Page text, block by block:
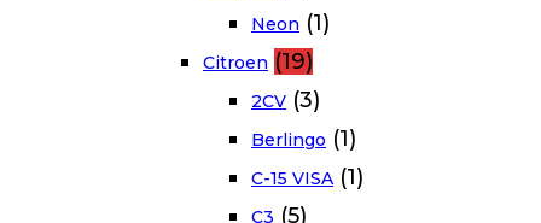
Neon (1)
Citroen (19)
2CV (3)
Berlingo (1)
C-15 VISA (1)
C3 (5)